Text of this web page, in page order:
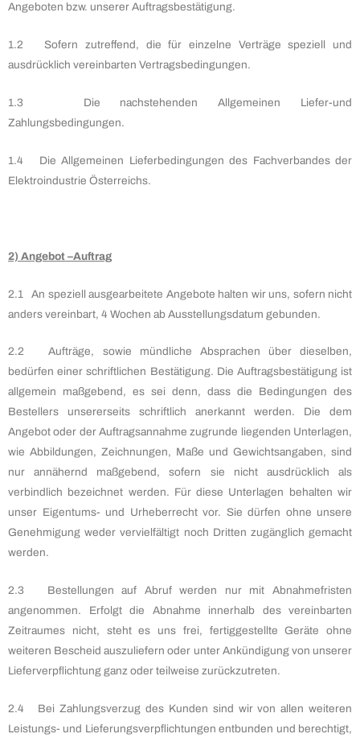
Angeboten bzw. unserer Auftragsbestätigung.
1.2 Sofern zutreffend, die für einzelne Verträge speziell und
ausdrücklich vereinbarten Vertragsbedingungen.
1.3 Die nachstehenden Allgemeinen Liefer-und
Zahlungsbedingungen.
1.4 Die Allgemeinen Lieferbedingungen des Fachverbandes der
Elektroindustrie Österreichs.
2) Angebot –Auftrag
2.1 An speziell ausgearbeitete Angebote halten wir uns, sofern nicht
anders vereinbart, 4 Wochen ab Ausstellungsdatum gebunden.
2.2 Aufträge, sowie mündliche Absprachen über dieselben,
bedürfen einer schriftlichen Bestätigung. Die Auftragsbestätigung ist
allgemein maßgebend, es sei denn, dass die Bedingungen des
Bestellers unsererseits schriftlich anerkannt werden. Die dem
Angebot oder der Auftragsannahme zugrunde liegenden Unterlagen,
wie Abbildungen, Zeichnungen, Maße und Gewichtsangaben, sind
nur annähernd maßgebend, sofern sie nicht ausdrücklich als
verbindlich bezeichnet werden. Für diese Unterlagen behalten wir
unser Eigentums- und Urheberrecht vor. Sie dürfen ohne unsere
Genehmigung weder vervielfältigt noch Dritten zugänglich gemacht
werden.
2.3 Bestellungen auf Abruf werden nur mit Abnahmefristen
angenommen. Erfolgt die Abnahme innerhalb des vereinbarten
Zeitraumes nicht, steht es uns frei, fertiggestellte Geräte ohne
weiteren Bescheid auszuliefern oder unter Ankündigung von unserer
Lieferverpflichtung ganz oder teilweise zurückzutreten.
2.4 Bei Zahlungsverzug des Kunden sind wir von allen weiteren
Leistungs- und Lieferungsverpflichtungen entbunden und berechtigt,